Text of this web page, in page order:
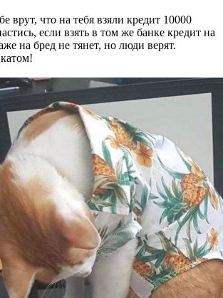
врут, что на тебя взяли кредит 10000
если взять в том же банке кредит на
на бред не тянет, но люди верят.